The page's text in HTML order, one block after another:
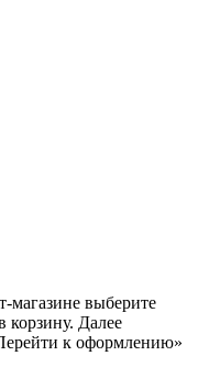
магазине выберите
корзину. Далее
к оформлению»